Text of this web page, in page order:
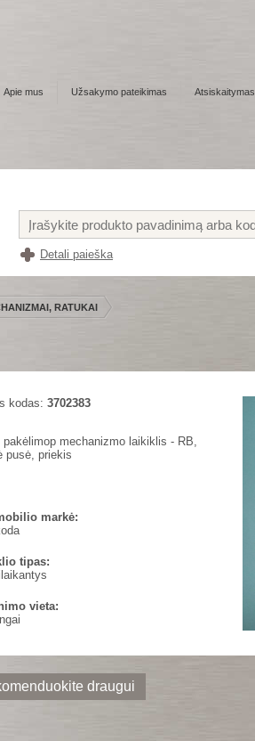
Atsiskaitymas
Užsakymo pateikimas
Apie mus
Detali paieška
RATUKAI
kodas: 3702383
pakėlimop mechanizmo laikiklis - RB,
pusė, priekis
markė:
tipas:
vieta:
draugui